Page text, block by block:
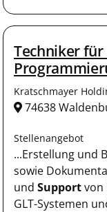
Techniker für
Kratschmayer
74638
Stellenangebot
...Erstellung und
sowie
und Supportvon
GLT-Systemen